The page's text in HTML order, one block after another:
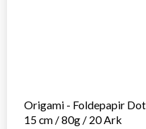
Origami - Foldepapir
15 cm / 80g / 20 Ark